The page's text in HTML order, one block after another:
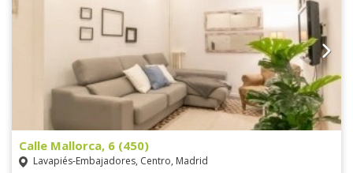
Calle Mallorca, 6 (450)
Lavapiés-Embajadores, Centro, Madrid